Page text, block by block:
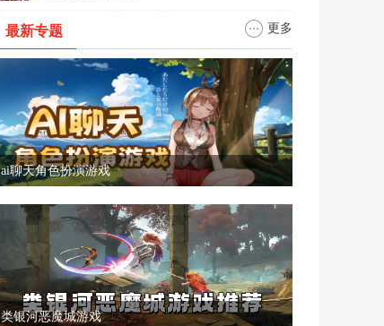
最新专题 更多
ai聊天角色扮演游戏
类银河恶魔城游戏